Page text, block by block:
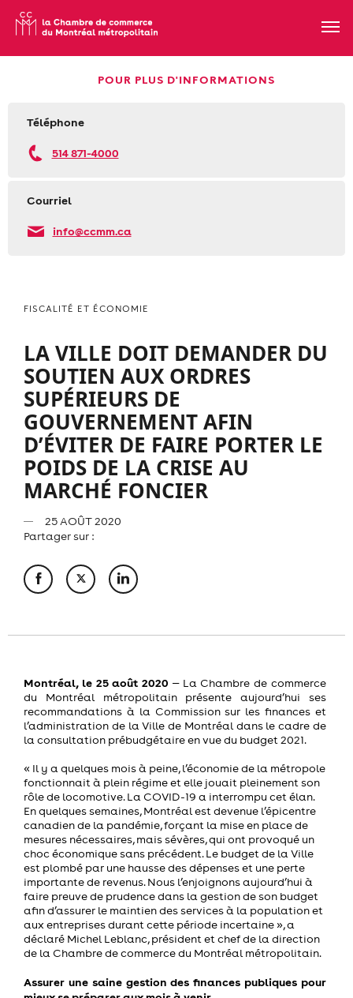
POUR PLUS D'INFORMATIONS
Téléphone
514 871-4000
Courriel
info@ccmm.ca
FISCALITÉ ET ÉCONOMIE
LA VILLE DOIT DEMANDER DU
SOUTIEN AUX ORDRES
SUPÉRIEURS DE
GOUVERNEMENT AFIN
D’ÉVITER DE FAIRE PORTER LE
POIDS DE LA CRISE AU
MARCHÉ FONCIER
25 AOÛT 2020
Partager sur :
Montréal, le 25 août 2020 ‒ La Chambre de commerce
du Montréal métropolitain présente aujourd’hui ses
recommandations à la Commission sur les finances et
l’administration de la Ville de Montréal dans le cadre de
la consultation prébudgétaire en vue du budget 2021.
« Il y a quelques mois à peine, l’économie de la métropole
fonctionnait à plein régime et elle jouait pleinement son
rôle de locomotive. La COVID-19 a interrompu cet élan.
En quelques semaines, Montréal est devenue l’épicentre
canadien de la pandémie, forçant la mise en place de
mesures nécessaires, mais sévères, qui ont provoqué un
choc économique sans précédent. Le budget de la Ville
est plombé par une hausse des dépenses et une perte
importante de revenus. Nous l’enjoignons aujourd’hui à
faire preuve de prudence dans la gestion de son budget
afin d’assurer le maintien des services à la population et
aux entreprises durant cette période incertaine », a
déclaré Michel Leblanc, président et chef de la direction
de la Chambre de commerce du Montréal métropolitain.
Assurer une saine gestion des finances publiques pour